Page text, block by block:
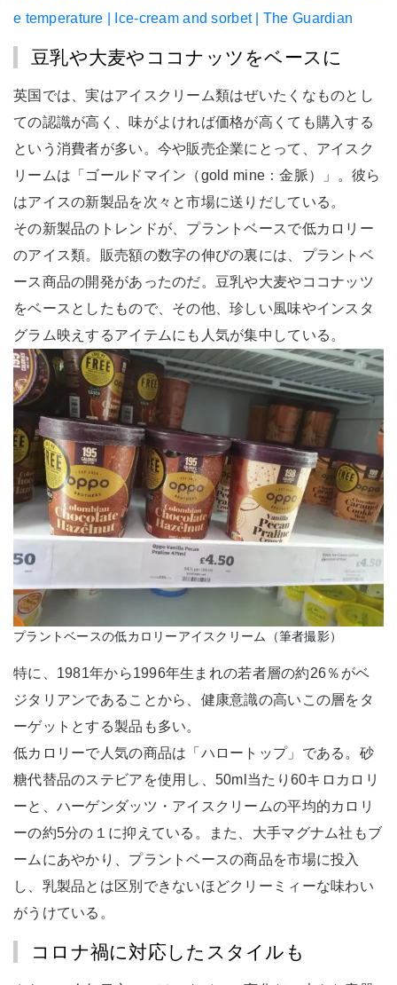
e temperature | Ice-cream and sorbet | The Guardian
豆乳や大麦やココナッツをベースに
英国では、実はアイスクリーム類はぜいたくなものとし
ての認識が高く、味がよければ価格が高くても購入する
という消費者が多い。今や販売企業にとって、アイスク
リームは「ゴールドマイン（gold mine：金脈）」。彼ら
はアイスの新製品を次々と市場に送りだしている。
その新製品のトレンドが、プラントベースで低カロリー
のアイス類。販売額の数字の伸びの裏には、プラントベ
ース商品の開発があったのだ。豆乳や大麦やココナッツ
をベースとしたもので、その他、珍しい風味やインスタ
グラム映えするアイテムにも人気が集中している。
プラントベースの低カロリーアイスクリーム（筆者撮影）
特に、1981年から1996年生まれの若者層の約26％がベ
ジタリアンであることから、健康意識の高いこの層をタ
ーゲットとする製品も多い。
低カロリーで人気の商品は「ハロートップ」である。砂
糖代替品のステビアを使用し、50ml当たり60キロカロリ
ーと、ハーゲンダッツ・アイスクリームの平均的カロリ
ーの約5分の１に抑えている。また、大手マグナム社もブ
ームにあやかり、プラントベースの商品を市場に投入
し、乳製品とは区別できないほどクリーミィーな味わい
がうけている。
コロナ禍に対応したスタイルも